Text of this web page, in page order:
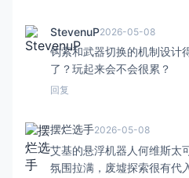
StevenuP2026-05-08
钩索和武器切换的机制设计
了？玩起来会不会很累？
回复
摆烂选手2026-05-08
艾基的悬浮机器人何维斯太
氛围拉满，废墟探索很有代